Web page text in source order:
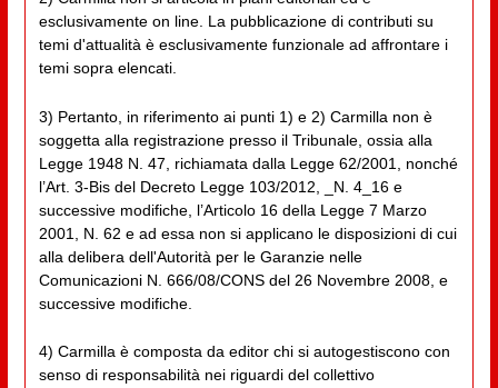
esclusivamente on line. La pubblicazione di contributi su
temi d'attualità è esclusivamente funzionale ad affrontare i
temi sopra elencati.
3) Pertanto, in riferimento ai punti 1) e 2) Carmilla non è
soggetta alla registrazione presso il Tribunale, ossia alla
Legge 1948 N. 47, richiamata dalla Legge 62/2001, nonché
l’Art. 3-Bis del Decreto Legge 103/2012, _N. 4_16 e
successive modifiche, l’Articolo 16 della Legge 7 Marzo
2001, N. 62 e ad essa non si applicano le disposizioni di cui
alla delibera dell'Autorità per le Garanzie nelle
Comunicazioni N. 666/08/CONS del 26 Novembre 2008, e
successive modifiche.
4) Carmilla è composta da editor chi si autogestiscono con
senso di responsabilità nei riguardi del collettivo